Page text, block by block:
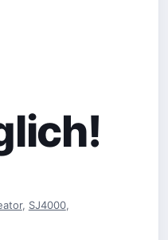
, SJ4000,